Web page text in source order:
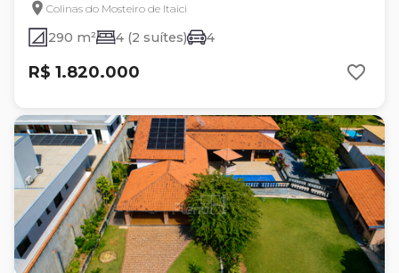
Colinas do Mosteiro de Itaici
290 m² 4 (2 suítes) 4
R$ 1.820.000